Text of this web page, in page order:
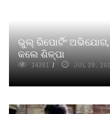
ଭୁଲ୍ ରିପୋର୍ଟିଂ ଅଭିଯୋଗ,
କଲେ ଶିଳ୍ପା
14381 JUL 29,